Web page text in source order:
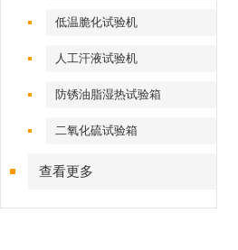
低温脆化试验机
人工汗液试验机
防锈油脂湿热试验箱
二氧化硫试验箱
查看更多